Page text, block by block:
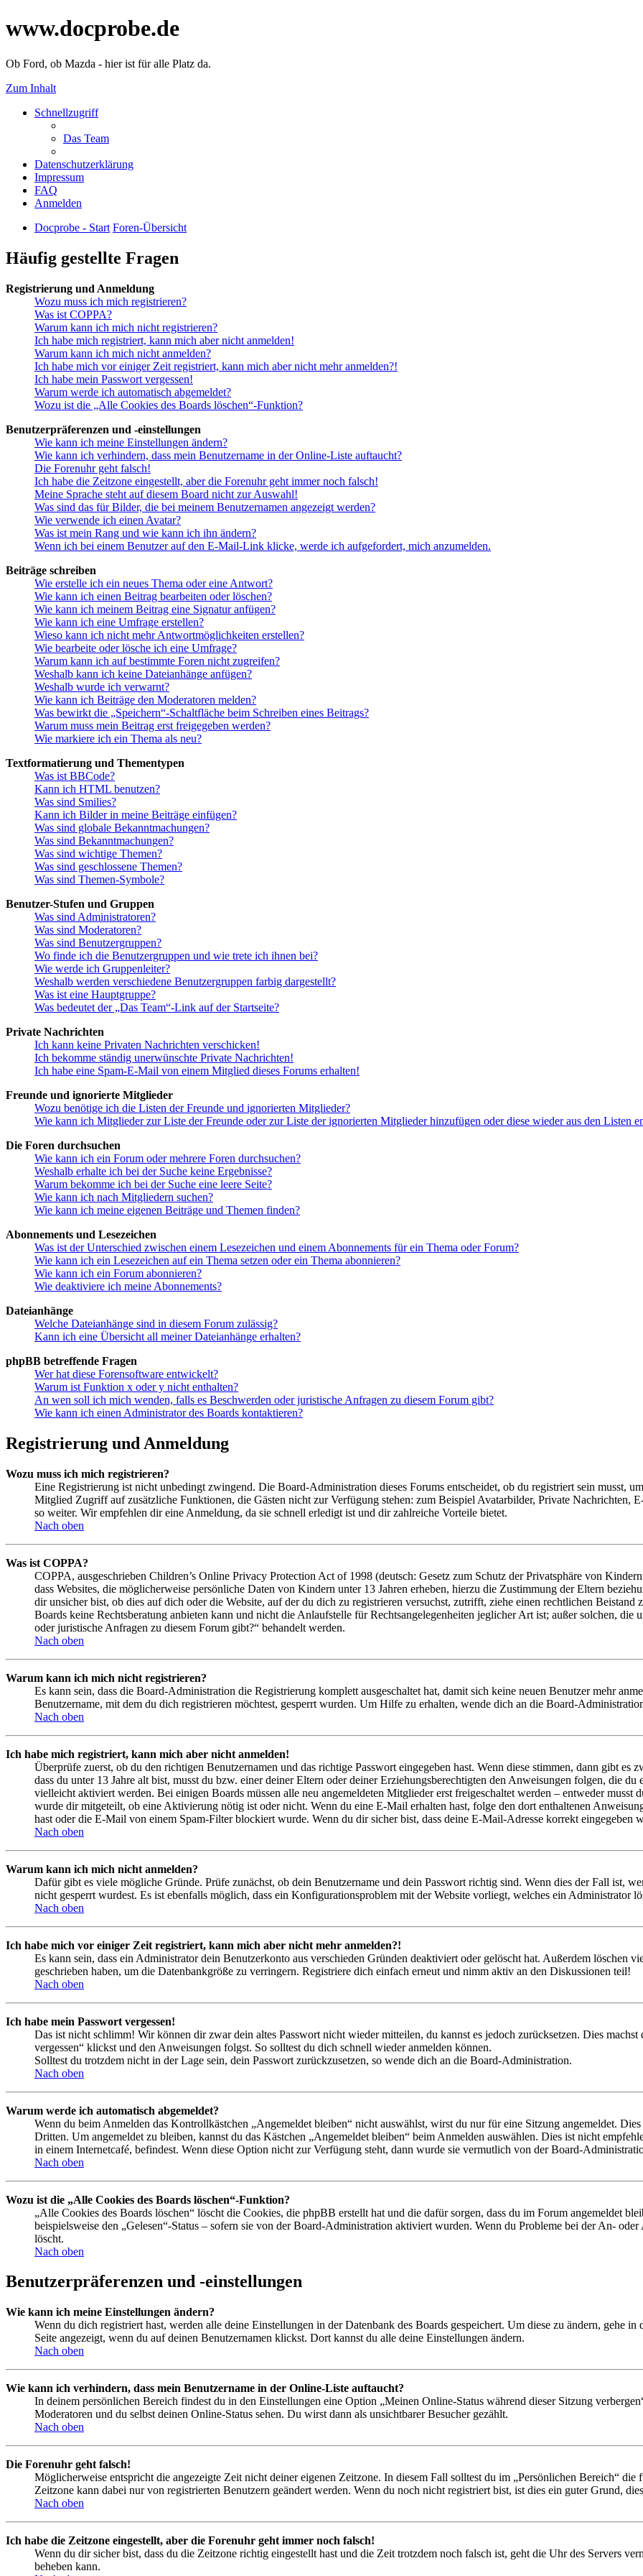
www.docprobe.de
Ob Ford, ob Mazda - hier ist für alle Platz da.
Zum Inhalt
Schnellzugriff
Das Team
Datenschutzerklärung
Impressum
FAQ
Anmelden
Docprobe - Start Foren-Übersicht
Häufig gestellte Fragen
Registrierung und Anmeldung
Wozu muss ich mich registrieren?
Was ist COPPA?
Warum kann ich mich nicht registrieren?
Ich habe mich registriert, kann mich aber nicht anmelden!
Warum kann ich mich nicht anmelden?
Ich habe mich vor einiger Zeit registriert, kann mich aber nicht mehr anmelden?!
Ich habe mein Passwort vergessen!
Warum werde ich automatisch abgemeldet?
Wozu ist die „Alle Cookies des Boards löschen“-Funktion?
Benutzerpräferenzen und -einstellungen
Wie kann ich meine Einstellungen ändern?
Wie kann ich verhindern, dass mein Benutzername in der Online-Liste auftaucht?
Die Forenuhr geht falsch!
Ich habe die Zeitzone eingestellt, aber die Forenuhr geht immer noch falsch!
Meine Sprache steht auf diesem Board nicht zur Auswahl!
Was sind das für Bilder, die bei meinem Benutzernamen angezeigt werden?
Wie verwende ich einen Avatar?
Was ist mein Rang und wie kann ich ihn ändern?
Wenn ich bei einem Benutzer auf den E-Mail-Link klicke, werde ich aufgefordert, mich anzumelden.
Beiträge schreiben
Wie erstelle ich ein neues Thema oder eine Antwort?
Wie kann ich einen Beitrag bearbeiten oder löschen?
Wie kann ich meinem Beitrag eine Signatur anfügen?
Wie kann ich eine Umfrage erstellen?
Wieso kann ich nicht mehr Antwortmöglichkeiten erstellen?
Wie bearbeite oder lösche ich eine Umfrage?
Warum kann ich auf bestimmte Foren nicht zugreifen?
Weshalb kann ich keine Dateianhänge anfügen?
Weshalb wurde ich verwarnt?
Wie kann ich Beiträge den Moderatoren melden?
Was bewirkt die „Speichern“-Schaltfläche beim Schreiben eines Beitrags?
Warum muss mein Beitrag erst freigegeben werden?
Wie markiere ich ein Thema als neu?
Textformatierung und Thementypen
Was ist BBCode?
Kann ich HTML benutzen?
Was sind Smilies?
Kann ich Bilder in meine Beiträge einfügen?
Was sind globale Bekanntmachungen?
Was sind Bekanntmachungen?
Was sind wichtige Themen?
Was sind geschlossene Themen?
Was sind Themen-Symbole?
Benutzer-Stufen und Gruppen
Was sind Administratoren?
Was sind Moderatoren?
Was sind Benutzergruppen?
Wo finde ich die Benutzergruppen und wie trete ich ihnen bei?
Wie werde ich Gruppenleiter?
Weshalb werden verschiedene Benutzergruppen farbig dargestellt?
Was ist eine Hauptgruppe?
Was bedeutet der „Das Team“-Link auf der Startseite?
Private Nachrichten
Ich kann keine Privaten Nachrichten verschicken!
Ich bekomme ständig unerwünschte Private Nachrichten!
Ich habe eine Spam-E-Mail von einem Mitglied dieses Forums erhalten!
Freunde und ignorierte Mitglieder
Wozu benötige ich die Listen der Freunde und ignorierten Mitglieder?
Wie kann ich Mitglieder zur Liste der Freunde oder zur Liste der ignorierten Mitglieder hinzufügen oder diese wieder aus den Listen
Die Foren durchsuchen
Wie kann ich ein Forum oder mehrere Foren durchsuchen?
Weshalb erhalte ich bei der Suche keine Ergebnisse?
Warum bekomme ich bei der Suche eine leere Seite?
Wie kann ich nach Mitgliedern suchen?
Wie kann ich meine eigenen Beiträge und Themen finden?
Abonnements und Lesezeichen
Was ist der Unterschied zwischen einem Lesezeichen und einem Abonnements für ein Thema oder Forum?
Wie kann ich ein Lesezeichen auf ein Thema setzen oder ein Thema abonnieren?
Wie kann ich ein Forum abonnieren?
Wie deaktiviere ich meine Abonnements?
Dateianhänge
Welche Dateianhänge sind in diesem Forum zulässig?
Kann ich eine Übersicht all meiner Dateianhänge erhalten?
phpBB betreffende Fragen
Wer hat diese Forensoftware entwickelt?
Warum ist Funktion x oder y nicht enthalten?
An wen soll ich mich wenden, falls es Beschwerden oder juristische Anfragen zu diesem Forum gibt?
Wie kann ich einen Administrator des Boards kontaktieren?
Registrierung und Anmeldung
Wozu muss ich mich registrieren?
Eine Registrierung ist nicht unbedingt zwingend. Die Board-Administration dieses Forums entscheidet, ob du registriert sein musst,
Mitglied Zugriff auf zusätzliche Funktionen, die Gästen nicht zur Verfügung stehen: zum Beispiel Avatarbilder, Private Nachrichten,
so weiter. Wir empfehlen dir eine Anmeldung, da sie schnell erledigt ist und dir zahlreiche Vorteile bietet.
Nach oben
Was ist COPPA?
COPPA, ausgeschrieben Children’s Online Privacy Protection Act of 1998 (deutsch: Gesetz zum Schutz der Privatsphäre von
dass Websites, die möglicherweise persönliche Daten von Kindern unter 13 Jahren erheben, hierzu die Zustimmung der Eltern
dir unsicher bist, ob dies auf dich oder die Website, auf der du dich zu registrieren versuchst, zutrifft, ziehe einen rechtlichen
Boards keine Rechtsberatung anbieten kann und nicht die Anlaufstelle für Rechtsangelegenheiten jeglicher Art ist; außer solchen,
oder juristische Anfragen zu diesem Forum gibt?“ behandelt werden.
Nach oben
Warum kann ich mich nicht registrieren?
Es kann sein, dass die Board-Administration die Registrierung komplett ausgeschaltet hat, damit sich keine neuen Benutzer mehr
Benutzername, mit dem du dich registrieren möchtest, gesperrt wurden. Um Hilfe zu erhalten, wende dich an die Board-
Nach oben
Ich habe mich registriert, kann mich aber nicht anmelden!
Überprüfe zuerst, ob du den richtigen Benutzernamen und das richtige Passwort eingegeben hast. Wenn diese stimmen, dann gibt es
dass du unter 13 Jahre alt bist, musst du bzw. einer deiner Eltern oder deiner Erziehungsberechtigten den Anweisungen folgen, die
vielleicht aktiviert werden. Bei einigen Boards müssen alle neu angemeldeten Mitglieder erst freigeschaltet werden – entweder musst
wurde dir mitgeteilt, ob eine Aktivierung nötig ist oder nicht. Wenn du eine E-Mail erhalten hast, folge den dort enthaltenen
hast oder die E-Mail von einem Spam-Filter blockiert wurde. Wenn du dir sicher bist, dass deine E-Mail-Adresse korrekt eingegeben
Nach oben
Warum kann ich mich nicht anmelden?
Dafür gibt es viele mögliche Gründe. Prüfe zunächst, ob dein Benutzername und dein Passwort richtig sind. Wenn dies der Fall ist,
nicht gesperrt wurdest. Es ist ebenfalls möglich, dass ein Konfigurationsproblem mit der Website vorliegt, welches ein Administrator
Nach oben
Ich habe mich vor einiger Zeit registriert, kann mich aber nicht mehr anmelden?!
Es kann sein, dass ein Administrator dein Benutzerkonto aus verschieden Gründen deaktiviert oder gelöscht hat. Außerdem löschen
geschrieben haben, um die Datenbankgröße zu verringern. Registriere dich einfach erneut und nimm aktiv an den Diskussionen teil!
Nach oben
Ich habe mein Passwort vergessen!
Das ist nicht schlimm! Wir können dir zwar dein altes Passwort nicht wieder mitteilen, du kannst es jedoch zurücksetzen. Dies
vergessen“ klickst und den Anweisungen folgst. So solltest du dich schnell wieder anmelden können.
Solltest du trotzdem nicht in der Lage sein, dein Passwort zurückzusetzen, so wende dich an die Board-Administration.
Nach oben
Warum werde ich automatisch abgemeldet?
Wenn du beim Anmelden das Kontrollkästchen „Angemeldet bleiben“ nicht auswählst, wirst du nur für eine Sitzung angemeldet.
Dritten. Um angemeldet zu bleiben, kannst du das Kästchen „Angemeldet bleiben“ beim Anmelden auswählen. Dies ist nicht
in einem Internetcafé, befindest. Wenn diese Option nicht zur Verfügung steht, dann wurde sie vermutlich von der Board-
Nach oben
Wozu ist die „Alle Cookies des Boards löschen“-Funktion?
„Alle Cookies des Boards löschen“ löscht die Cookies, die phpBB erstellt hat und die dafür sorgen, dass du im Forum angemeldet
beispielsweise den „Gelesen“-Status – sofern sie von der Board-Administration aktiviert wurden. Wenn du Probleme bei der An-
löscht.
Nach oben
Benutzerpräferenzen und -einstellungen
Wie kann ich meine Einstellungen ändern?
Wenn du dich registriert hast, werden alle deine Einstellungen in der Datenbank des Boards gespeichert. Um diese zu ändern, gehe
Seite angezeigt, wenn du auf deinen Benutzernamen klickst. Dort kannst du alle deine Einstellungen ändern.
Nach oben
Wie kann ich verhindern, dass mein Benutzername in der Online-Liste auftaucht?
In deinem persönlichen Bereich findest du in den Einstellungen eine Option „Meinen Online-Status während dieser Sitzung
Moderatoren und du selbst deinen Online-Status sehen. Du wirst dann als unsichtbarer Besucher gezählt.
Nach oben
Die Forenuhr geht falsch!
Möglicherweise entspricht die angezeigte Zeit nicht deiner eigenen Zeitzone. In diesem Fall solltest du im „Persönlichen Bereich“
Zeitzone kann dabei nur von registrierten Benutzern geändert werden. Wenn du noch nicht registriert bist, ist dies ein guter Grund,
Nach oben
Ich habe die Zeitzone eingestellt, aber die Forenuhr geht immer noch falsch!
Wenn du dir sicher bist, dass du die Zeitzone richtig eingestellt hast und die Zeit trotzdem noch falsch ist, geht die Uhr des Servers
beheben kann.